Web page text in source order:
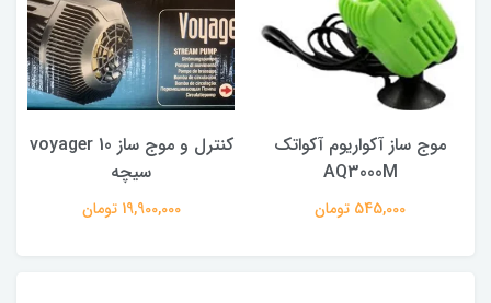
موج ساز آکواریوم آکواتک
AQ3000M
545,000 تومان
کنترل و موج ساز voyager 10
سیچه
19,900,000 تومان